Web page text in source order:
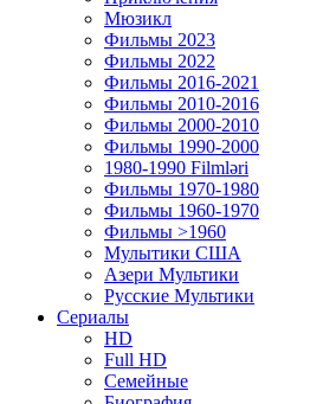
Мюзикл
Фильмы 2023
Фильмы 2022
Фильмы 2016-2021
Фильмы 2010-2016
Фильмы 2000-2010
Фильмы 1990-2000
1980-1990 Filmləri
Фильмы 1970-1980
Фильмы 1960-1970
Фильмы >1960
Мулытики США
Азери Мультики
Русские Мультики
Сериалы
HD
Full HD
Семейные